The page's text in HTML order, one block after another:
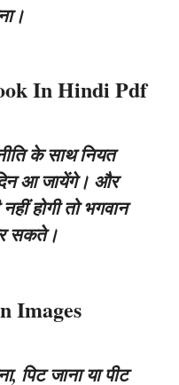
In Hindi Pdf
के साथ नियत
आ जायेंगे। और
होगी तो भगवान
सकते।
Images
पिट जाना या पीट